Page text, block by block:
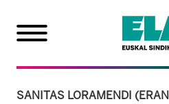
SANITAS LORAMENDI